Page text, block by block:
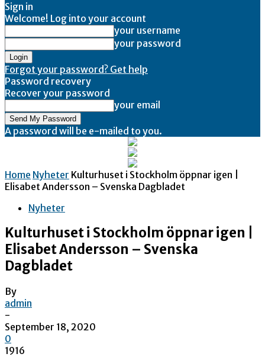
Sign in
Welcome! Log into your account
your username
your password
Forgot your password? Get help
Password recovery
Recover your password
your email
A password will be e-mailed to you.
Home Nyheter Kulturhuset i Stockholm öppnar igen |
Elisabet Andersson – Svenska Dagbladet
Nyheter
Kulturhuset i Stockholm öppnar igen |
Elisabet Andersson – Svenska
Dagbladet
By
admin
-
September 18, 2020
0
1916